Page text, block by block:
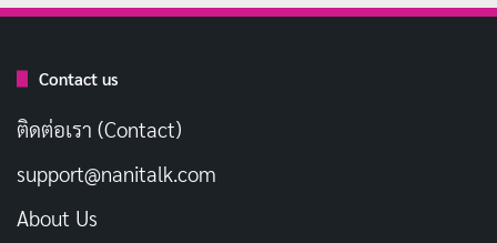
Contact us
ติดต่อเรา (Contact)
support@nanitalk.com
About Us